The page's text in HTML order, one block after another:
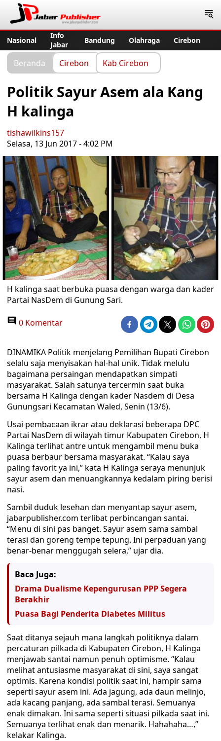
Nasional
Info
Jabar
Bandung Olahraga Cirebon
Beranda Cirebon Kab Cirebon
Politik Sayur Asem ala Kang
H kalinga
tishawilkins157
Selasa, 13 Jun 2017 - 4:02 PM
H kalinga saat berbuka puasa dengan warga dan kader
Partai NasDem di Gunung Sari.
0 Komentar
DINAMIKA Politik menjelang Pemilihan Bupati Cirebon
selalu saja menyisakan hal-hal unik. Tidak melulu
bagaimana persaingan mendapatkan simpati
masyarakat. Salah satunya tercermin saat buka
bersama H Kalinga dengan kader Nasdem di Desa
Gunungsari Kecamatan Waled, Senin (13/6).
Usai pembacaan ikrar atau deklarasi beberapa DPC
Partai NasDem di wilayah timur Kabupaten Cirebon, H
Kalinga terlihat antre untuk mengambil menu buka
puasa berbaur bersama masyarakat. “Kalau saya
paling favorit ya ini,” kata H Kalinga seraya menunjuk
sayur asem dan menuangkannya kedalam piring berisi
nasi.
Sambil duduk lesehan dan menyantap sayur asem,
jabarpublisher.com terlibat perbincangan santai.
“Menu di sini pas banget. Sayur asem sama sambal
terasi dan goreng tempe tepung. Ini perpaduan yang
benar-benar menggugah selera,” ujar dia.
Baca Juga:
Drama Dualisme Kepengurusan PPP Segera
Berakhir
Puasa Bagi Penderita Diabetes Militus
Saat ditanya sejauh mana langkah politiknya dalam
percaturan pilkada di Kabupaten Cirebon, H Kalinga
menjawab santai namun penuh optimisme. “Kalau
melihat antusiasme masyarakat di sini, saya sangat
optimis. Karena kondisi politik saat ini, hampir sama
seperti sayur asem ini. Ada jagung, ada daun melinjo,
ada kacang panjang, ada sambal terasi. Semuanya
enak dimakan. Ini sama seperti situasi pilkada saat ini.
Semuanya terlihat enak dan menarik. Hahahaha…,”
kelakar Kalinga.